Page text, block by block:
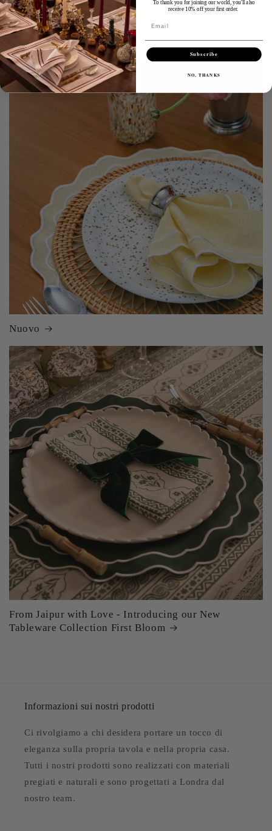
Collections
Nuovo
From Jaipur with Love - Introducing our New
Tableware Collection First Bloom
Informazioni sui nostri prodotti
Ci rivolgiamo a chi desidera portare un tocco di
eleganza sulla propria tavola e nella propria casa.
Tutti i nostri prodotti sono realizzati con materiali
pregiati e naturali e sono progettati a Londra dal
nostro team.
To thank you for joining our world, you'll also
receive 10% off your first order.
Subscribe
NO, THANKS